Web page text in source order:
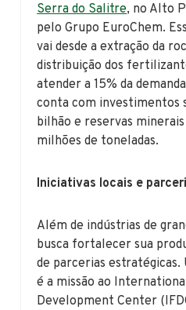
Serra do Salitre, no Alto
pelo Grupo EuroChem.
vai desde a extração da
distribuição dos
atender a 15% da
conta com investimentos
bilhão e reservas
milhões de toneladas.
Iniciativas locais e
Além de indústrias de
busca fortalecer sua
de parcerias estratégicas.
é a missão ao
Development Center